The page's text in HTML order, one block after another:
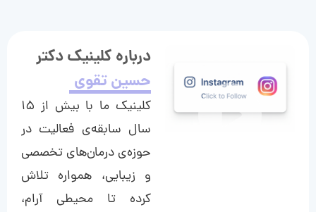
درباره کلینیک دکتر
حسین تقوی
کلینیک ما با بیش از ۱۵
سال سابقه‌ی فعالیت در
حوزه‌ی درمان‌های تخصصی
و زیبایی، همواره تلاش
کرده تا محیطی آرام،